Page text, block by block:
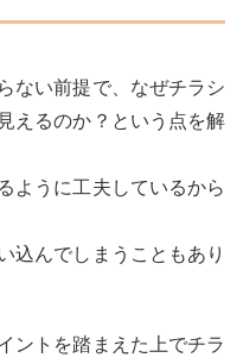
ない前提で、なぜチラシ
えるのか？という点を解
ように工夫しているから
込んでしまうこともあり
ントを踏まえた上でチラ